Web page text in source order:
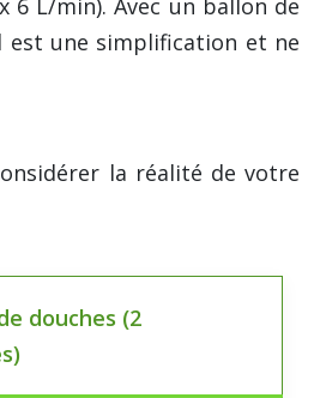
6 L/min). Avec un ballon de
est une simplification et ne
la réalité de votre
douches (2